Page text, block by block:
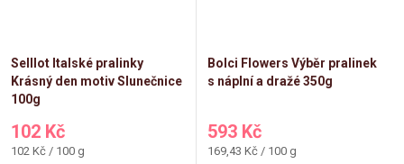
Selllot Italské pralinky
Krásný den motiv Slunečnice
100g
102 Kč
Měrná
102 Kč / 100 g
Bolci Flowers Výběr pralinek
s náplní a dražé 350g
593 Kč
Měrná
169,43 Kč / 100 g